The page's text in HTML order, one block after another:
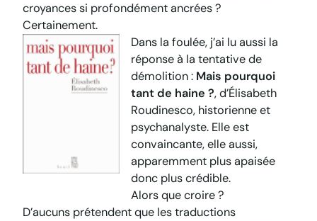
croyances si profondément ancrées ?
Certainement.
Dans la foulée, j’ai lu aussi la
réponse à la tentative de
démolition : Mais pourquoi
tant de haine ?, d’Élisabeth
Roudinesco, historienne et
psychanalyste. Elle est
convaincante, elle aussi,
apparemment plus apaisée
donc plus crédible.
Alors que croire ?
D’aucuns prétendent que les traductions